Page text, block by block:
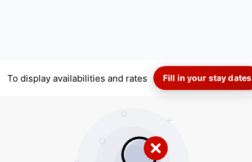
To display availabilities and rates Fill in your stay dates